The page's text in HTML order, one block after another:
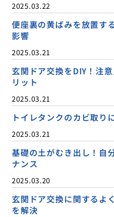
2025.03.22
便座裏の黄ばみを放置す
影響
2025.03.21
玄関ドア交換をDIY！注
リット
2025.03.21
トイレタンクのカビ取り
2025.03.21
基礎の土がむき出し！自
ナンス
2025.03.20
玄関ドア交換に関するよ
を解決